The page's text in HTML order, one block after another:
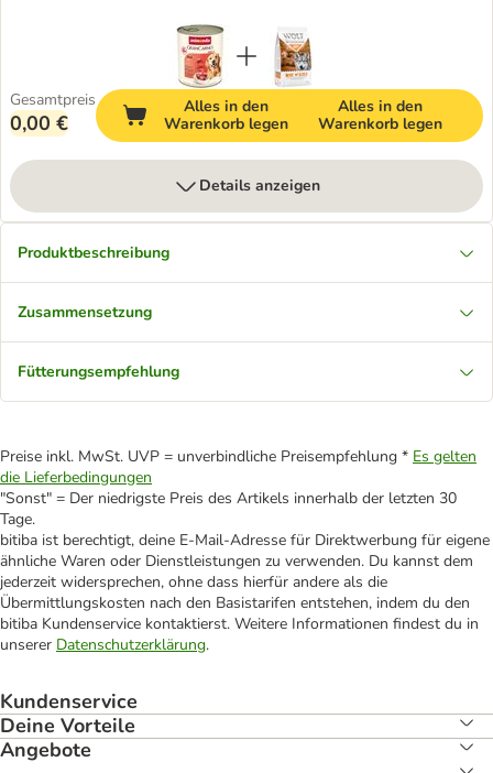
Gesamtpreis
0,00 €
Alles in den
Warenkorb legen
Alles in den
Warenkorb legen
Details anzeigen
Produktbeschreibung
Zusammensetzung
Fütterungsempfehlung
Preise inkl. MwSt. UVP = unverbindliche Preisempfehlung * Es gelten
die Lieferbedingungen
"Sonst" = Der niedrigste Preis des Artikels innerhalb der letzten 30
Tage.
bitiba ist berechtigt, deine E-Mail-Adresse für Direktwerbung für eigene
ähnliche Waren oder Dienstleistungen zu verwenden. Du kannst dem
jederzeit widersprechen, ohne dass hierfür andere als die
Übermittlungskosten nach den Basistarifen entstehen, indem du den
bitiba Kundenservice kontaktierst. Weitere Informationen findest du in
unserer Datenschutzerklärung.
Kundenservice
Deine Vorteile
Angebote